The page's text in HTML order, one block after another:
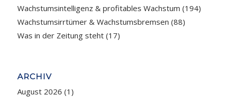
Wachstumsintelligenz & profitables Wachstum (194)
Wachstumsirrtümer & Wachstumsbremsen (88)
Was in der Zeitung steht(17)
ARCHIV
August 2026 (1)